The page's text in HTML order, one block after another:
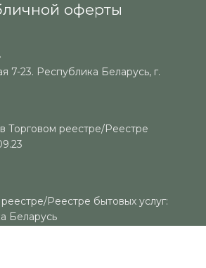
оферты
7-23. Республика Беларусь, г.
Торговом реестре/Реестре
Реестре бытовых услуг:
Беларусь